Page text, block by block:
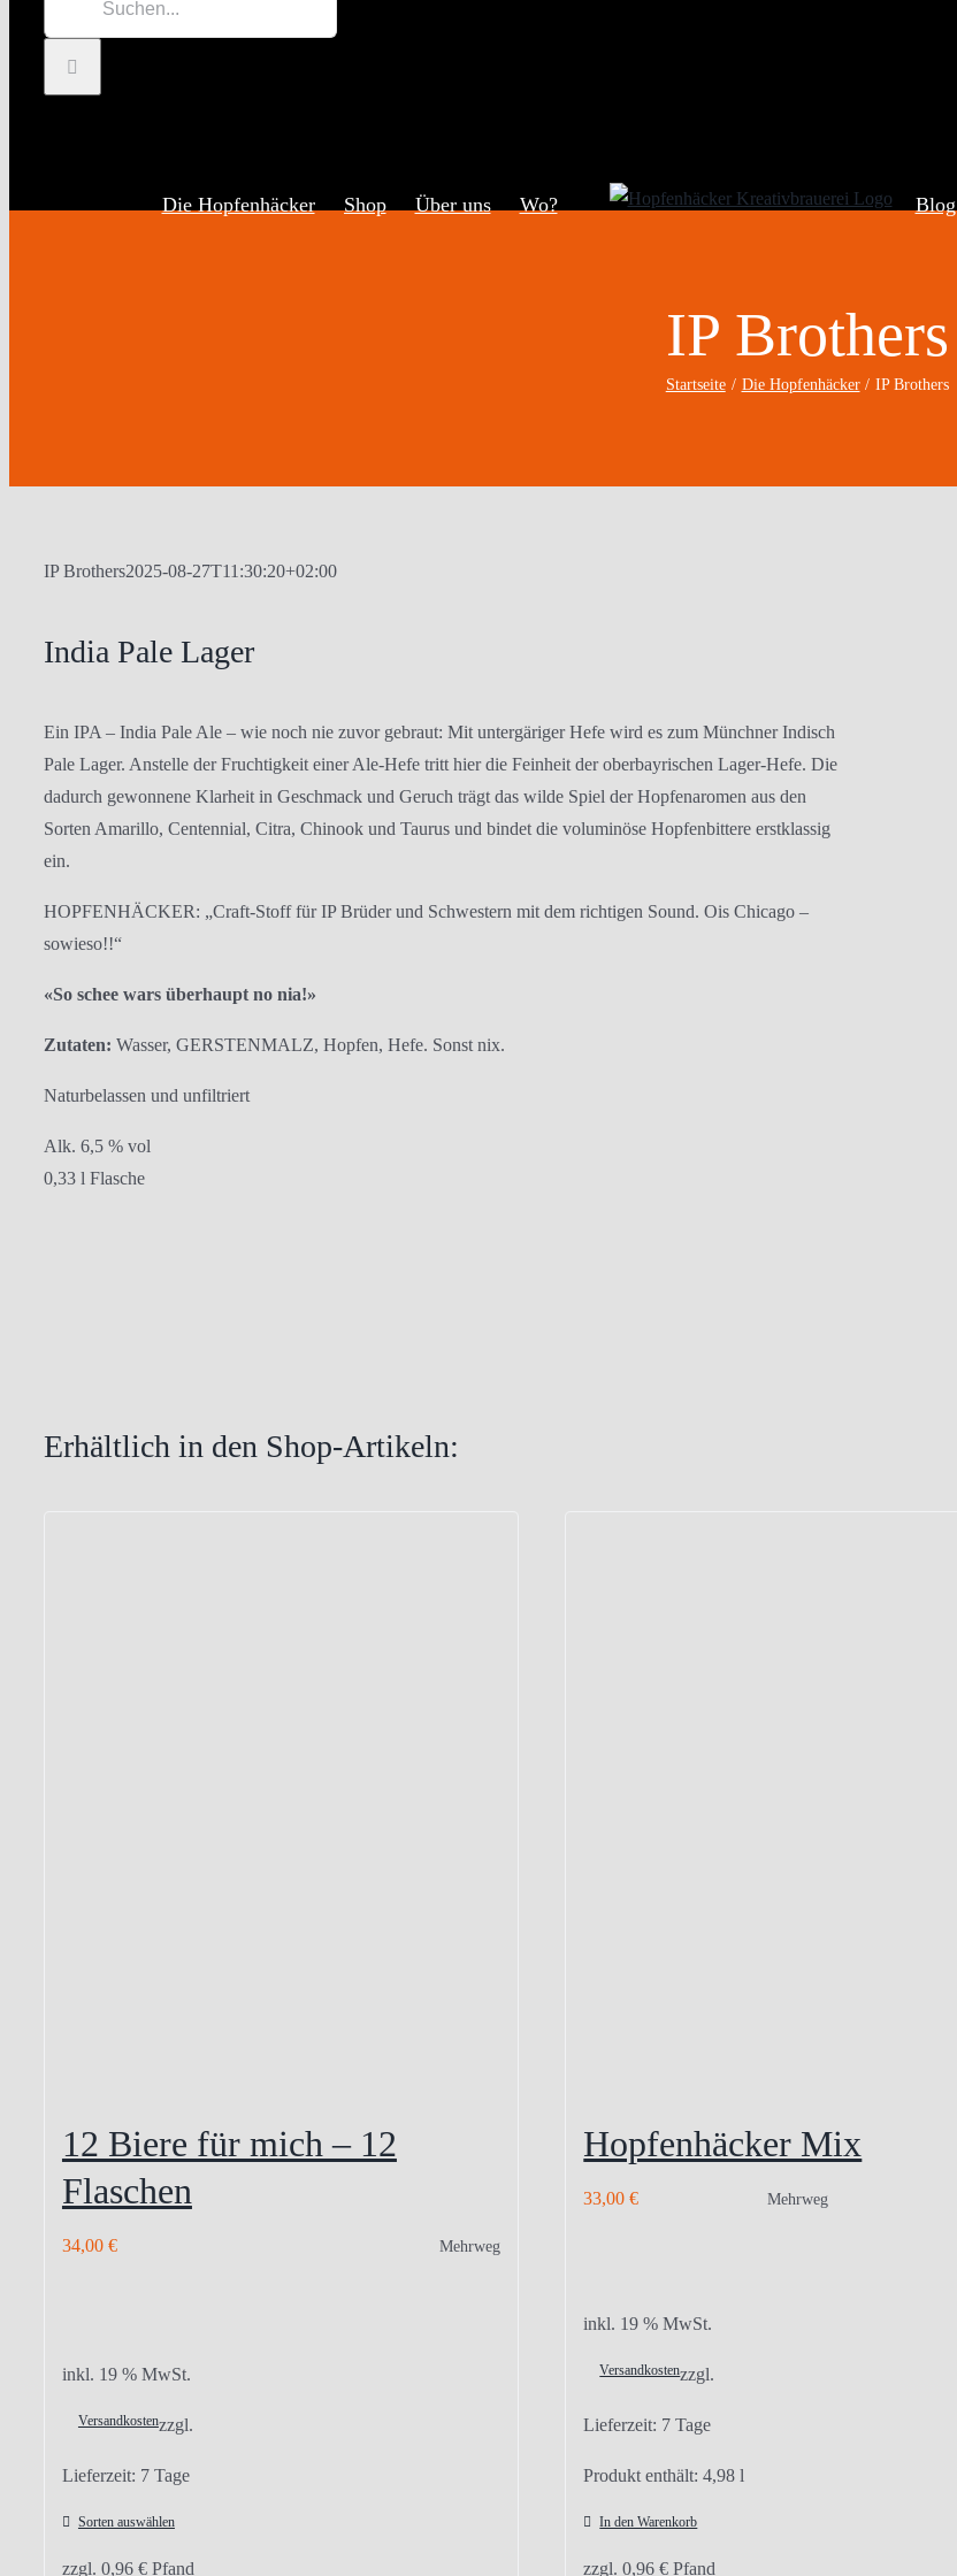
springen
Die Hopfenhäcker Shop Über uns Wo? Blog
IP Brothers
Startseite Die Hopfenhäcker IP Brothers
IP Brothers2025-08-27T11:30:20+02:00
India Pale Lager
Ein IPA – India Pale Ale – wie noch nie zuvor gebraut: Mit untergäriger Hefe wird es zum Münchner Indisch
Pale Lager. Anstelle der Fruchtigkeit einer Ale-Hefe tritt hier die Feinheit der oberbayrischen Lager-Hefe. Die
dadurch gewonnene Klarheit in Geschmack und Geruch trägt das wilde Spiel der Hopfenaromen aus den
Sorten Amarillo, Centennial, Citra, Chinook und Taurus und bindet die voluminöse Hopfenbittere erstklassig
ein.
HOPFENHÄCKER: „Craft-Stoff für IP Brüder und Schwestern mit dem richtigen Sound. Ois Chicago –
sowieso!!“
«So schee wars überhaupt no nia!»
Zutaten: Wasser, GERSTENMALZ, Hopfen, Hefe. Sonst nix.
Naturbelassen und unfiltriert
Alk. 6,5 % vol
0,33 l Flasche
Erhältlich in den Shop-Artikeln:
12 Biere für mich – 12
Flaschen
34,00 € Mehrweg
inkl. 19 % MwSt.
zzgl.
Versandkosten
Lieferzeit: 7 Tage
Sorten auswählen
zzgl. 0,96 €Pfand
Hopfenhäcker Mix
33,00€ Mehrweg
inkl. 19 % MwSt.
zzgl.
Versandkosten
Lieferzeit: 7 Tage
Produkt enthält: 4,98l
In den Warenkorb
zzgl.0,96€ Pfand